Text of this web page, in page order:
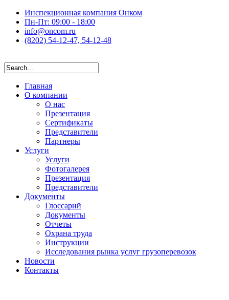
Инспекционная компания Онком
Пн-Пт: 09:00 - 18:00
info@oncom.ru
(8202) 54-12-47, 54-12-48
Главная
О компании
О нас
Презентация
Сертификаты
Представители
Партнеры
Услуги
Услуги
Фотогалерея
Презентация
Представители
Документы
Глоссарий
Документы
Отчеты
Охрана труда
Инструкции
Исследования рынка услуг грузоперевозок
Новости
Контакты